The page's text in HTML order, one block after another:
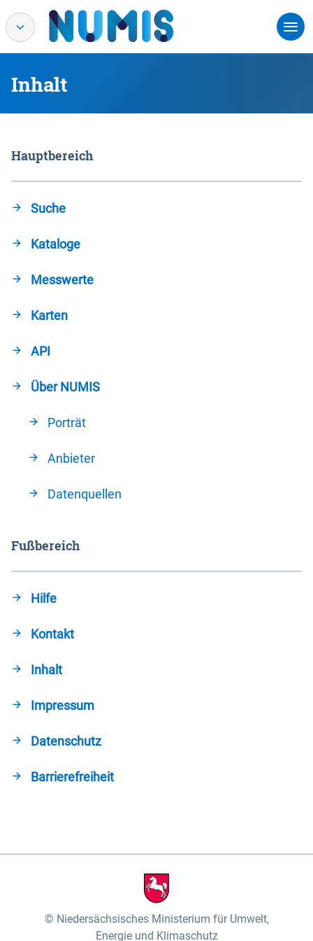
Inhalt
Hauptbereich
Suche
Kataloge
Messwerte
Karten
API
Über NUMIS
Porträt
Anbieter
Datenquellen
Fußbereich
Hilfe
Kontakt
Inhalt
Impressum
Datenschutz
Barrierefreiheit
Niedersächsisches Ministerium für Umwelt,
Energie und Klimaschutz